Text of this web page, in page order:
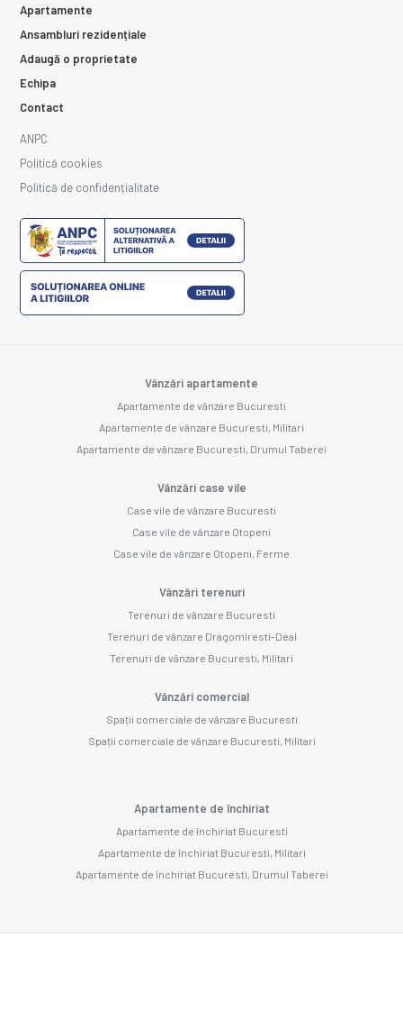
Apartamente
Ansambluri rezidențiale
Adaugă o proprietate
Echipa
Contact
ANPC
Politică cookies
Politică de confidențialitate
Vânzări apartamente
Apartamente de vânzare Bucuresti
Apartamente de vânzare Bucuresti, Militari
Apartamente de vânzare Bucuresti, Drumul Taberei
Vânzări case vile
Case vile de vânzare Bucuresti
Case vile de vânzare Otopeni
Case vile de vânzare Otopeni, Ferme
Vânzări terenuri
Terenuri de vânzare Bucuresti
Terenuri de vânzare Dragomiresti-Deal
Terenuri de vânzare Bucuresti, Militari
Vânzări comercial
Spații comerciale de vânzare Bucuresti
Spații comerciale de vânzare Bucuresti, Militari
Apartamente de închiriat
Apartamente de închiriat Bucuresti
Apartamente de închiriat Bucuresti, Militari
Apartamente de închiriat Bucuresti, Drumul Taberei